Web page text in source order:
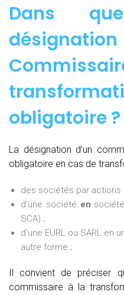
Dans
obligatoire ?
La désignation d’un
obligatoire en cas de
des sociétés par actions
d’une société en
SCA) ;
d’une EURL ou SARL en
autre forme ;
Il convient de préciser
commissaire à la